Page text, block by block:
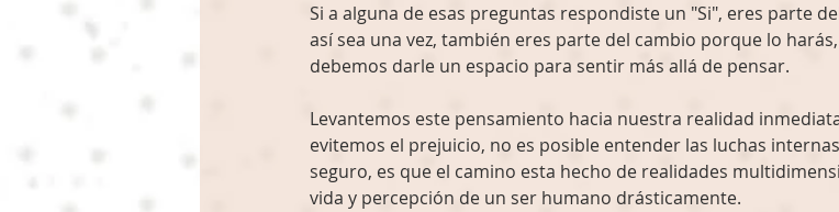
Si a alguna de esas preguntas respondiste un "Si", eres parte
así sea una vez, también eres parte del cambio porque lo
debemos darle un espacio para sentir más allá de pensar.
Levantemos este pensamiento hacia nuestra realidad
evitemos el prejuicio, no es posible entender las luchas
seguro, es que el camino esta hecho de realidades
vida y percepción de un ser humano drásticamente.